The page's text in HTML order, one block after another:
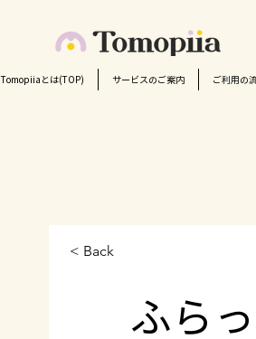
Tomopiiaとは(TOP) サービスのご案内 ご利用の
< Back
ふら